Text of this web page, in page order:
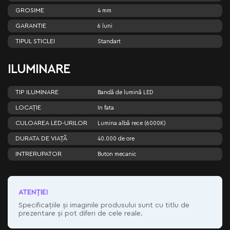
GROSIME 4 mm
GARANTIE 6 luni
TIPUL STICLEI Standart
ILUMINARE
TIP ILUMINARE Bandă de lumină LED
LOCAȚIE In fata
CULOAREA LED-URILOR Lumina albă rece (6000K)
DURATA DE VIAȚĂ 40.000 de ore
INTRERUPATOR Buton mecanic
ATENŢIE!
Specificațiile și imaginile produsului sunt cu titlu de
prezentare și pot diferi de cele reale.